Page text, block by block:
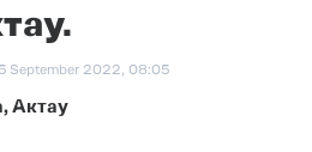
September 2022, 08:05
Актау